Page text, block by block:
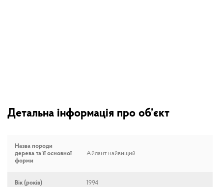
Детальна інформація про об’єкт
Назва породи
дерева та її основної
форми
Айлант найвищий
Вік (років) 1994